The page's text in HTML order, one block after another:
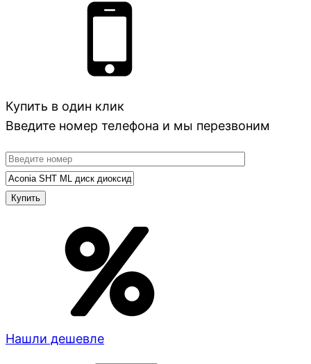
Купить в один клик
Введите номер телефона и мы перезвоним
Нашли дешевле